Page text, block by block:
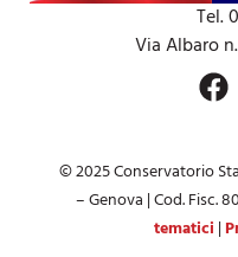
Tel.
Via Albaro
© 2025 Conservatorio
– Genova | Cod. Fisc.
tematici |